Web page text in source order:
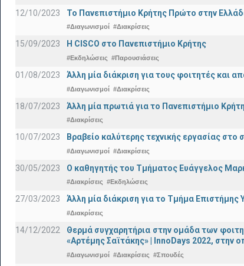
12/10/2023 Το Πανεπιστήμιο Κρήτης Πρώτο στην
#Διαγωνισμοί #Διακρίσεις
15/09/2023 Η CISCO στο Πανεπιστήμιο Κρήτης
#Εκδηλώσεις #Παρουσιάσεις
01/08/2023 Άλλη μία διάκριση για τους φοιτητές και
#Διαγωνισμοί #Διακρίσεις
18/07/2023 Άλλη μία πρωτιά για το Πανεπιστήμιο
#Διακρίσεις
10/07/2023 Βραβείο καλύτερης τεχνικής εργασίας στο
#Διαγωνισμοί #Διακρίσεις
30/05/2023 Ο καθηγητής του Τμήματος Ευάγγελος
#Διακρίσεις #Εκδηλώσεις
27/03/2023 Άλλη μία διάκριση για το Τμήμα
#Διακρίσεις
14/12/2022
Θερμά συγχαρητήρια στην ομάδα των
«Αρτέμης Σαϊτάκης» | InnoDays 2022,
#Διαγωνισμοί #Διακρίσεις #Σπουδές